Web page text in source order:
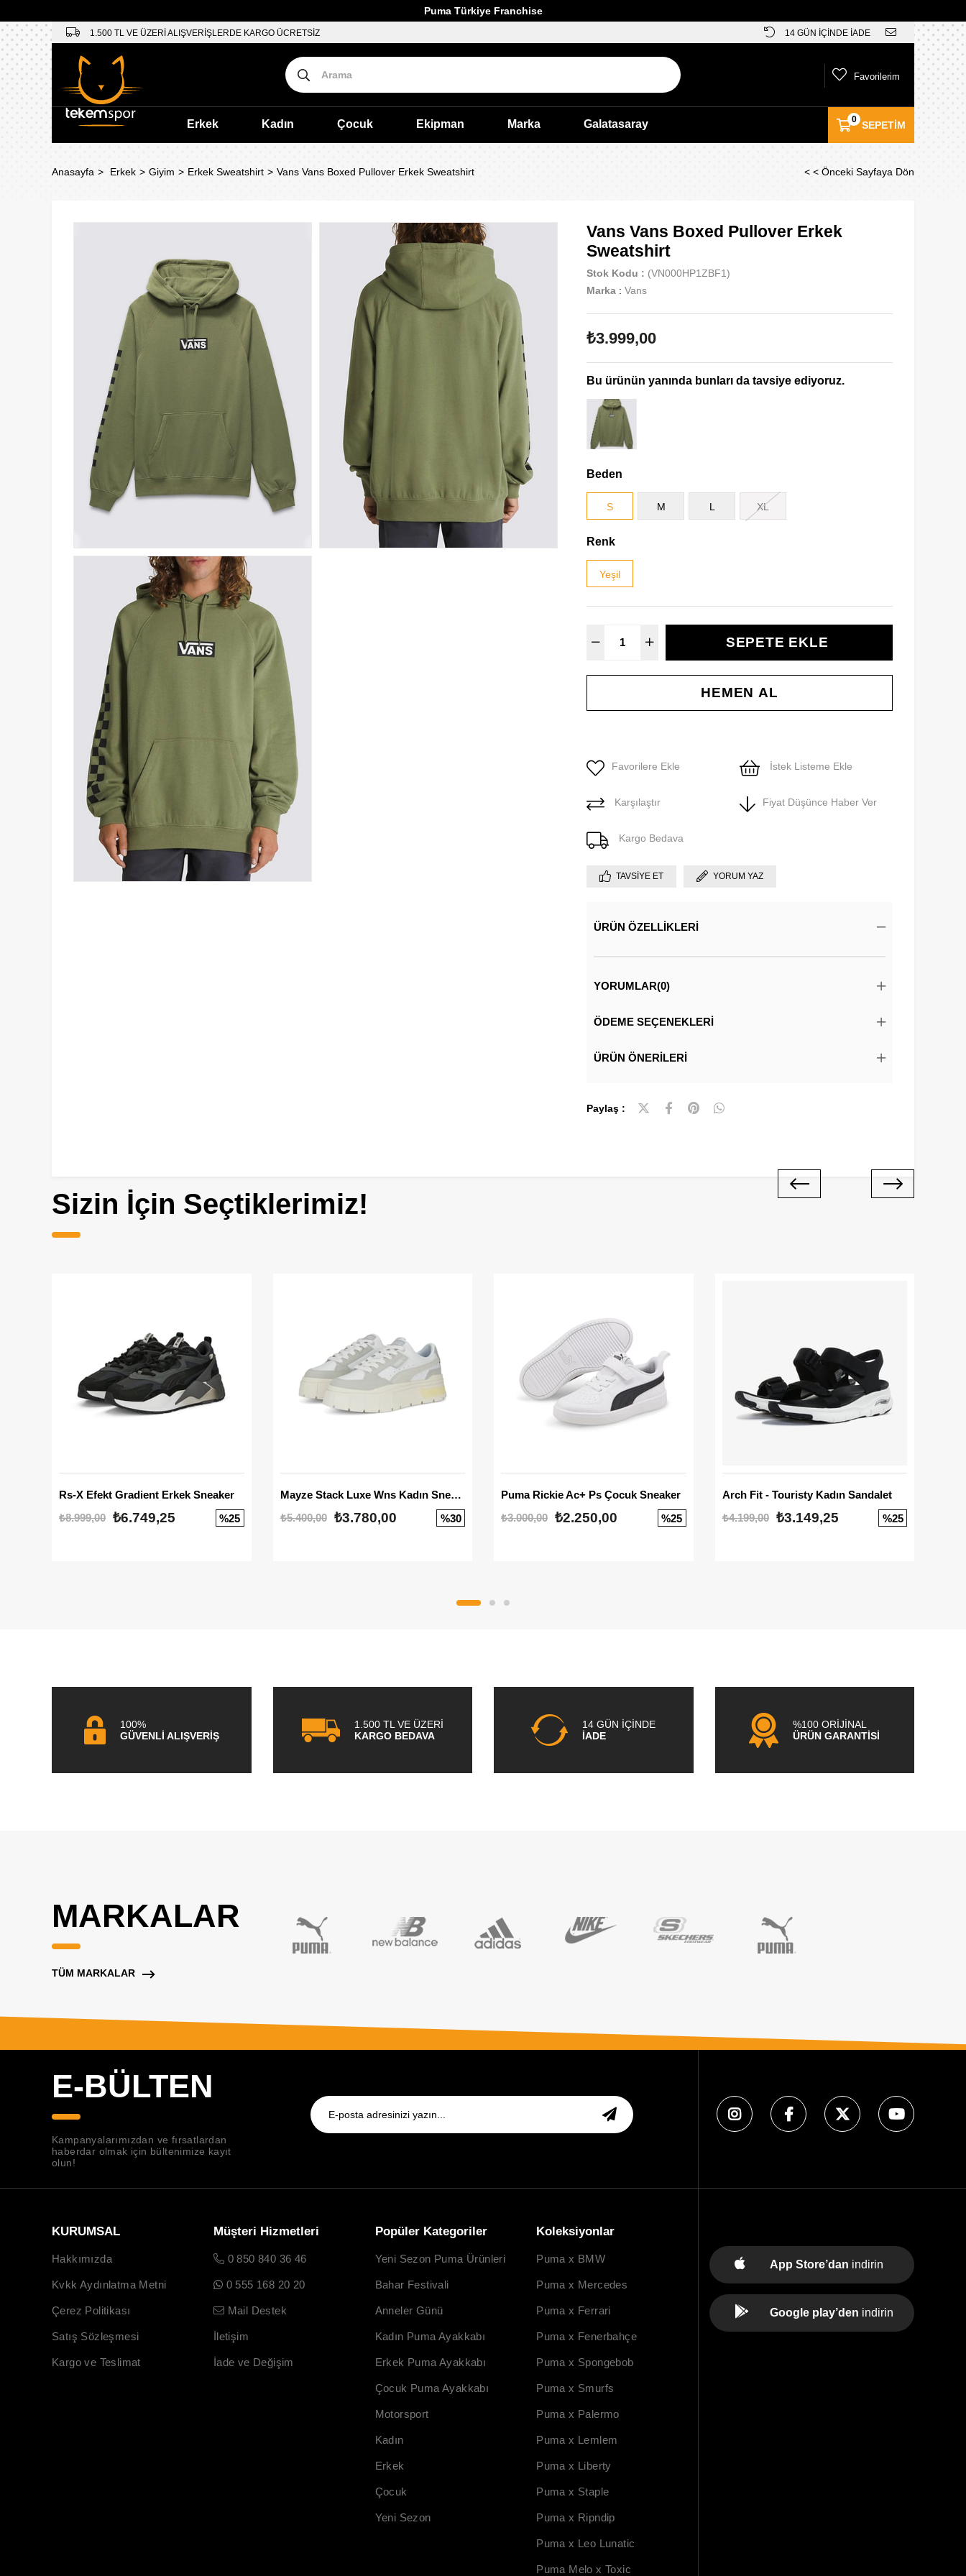
Puma Türkiye Franchise
1.500 TL VE ÜZERİ ALIŞVERİŞLERDE KARGO ÜCRETSİZ 14 GÜN İÇİNDE İADE
SEPETIM
0
Favorilerim
Erkek Kadın Çocuk Ekipman Marka Galatasaray
Anasayfa Erkek Giyim Erkek Sweatshirt Vans Vans Boxed Pullover Erkek Sweatshirt < < Önceki Sayfaya Dön
Vans Vans Boxed Pullover Erkek
Sweatshirt
Stok Kodu
(VN000HP1ZBF1)
Marka : Vans
₺3.999,00
Bu ürünün yanında bunları da tavsiye ediyoruz.
Beden
S M L XL
Renk
Yeşil
Favorilere Ekle İstek Listeme Ekle
Karşılaştır Fiyat Düşünce Haber Ver
Kargo Bedava
TAVSIYE ET YORUM YAZ
ÜRÜN ÖZELLIKLERI
YORUMLAR(0)
ÖDEME SEÇENEKLERI
ÜRÜN ÖNERILERI
Paylaş :
Sizin İçin Seçtiklerimiz!
Rs-X Efekt Gradient Erkek Sneaker
₺8.999,00 ₺6.749,25 %25
Mayze Stack Luxe Wns Kadın Sneaker
₺5.400,00
₺3.780,00 %30
Puma Rickie Ac+ Ps Çocuk Sneaker
₺3.000,00 ₺2.250,00 %25
Arch Fit - Touristy Kadın Sandalet
₺4.199,00
₺3.149,25 %25
100%
GÜVENLİ ALIŞVERİŞ
1.500 TL VE ÜZERİ
KARGO BEDAVA
14 GÜN İÇİNDE
İADE
%100 ORİJİNAL
ÜRÜN GARANTİSİ
MARKALAR
TÜM MARKALAR
E-BÜLTEN
Kampanyalarımızdan ve fırsatlardan
haberdar olmak için bültenimize kayıt
olun!
KURUMSAL
Hakkımızda
Kvkk Aydınlatma Metni
Çerez Politikası
Satış Sözleşmesi
Kargo ve Teslimat
Müşteri Hizmetleri
0 850 840 36 46
0 555 168 20 20
Mail Destek
İletişim
İade ve Değişim
Popüler Kategoriler
Yeni Sezon Puma Ürünleri
Bahar Festivali
Anneler Günü
Kadın Puma Ayakkabı
Erkek Puma Ayakkabı
Çocuk Puma Ayakkabı
Motorsport
Kadın
Erkek
Çocuk
Yeni Sezon
Koleksiyonlar
Puma x BMW
Puma x Mercedes
Puma x Ferrari
Puma x Fenerbahçe
Puma x Spongebob
Puma x Smurfs
Puma x Palermo
Puma x Lemlem
Puma x Liberty
Puma x Staple
Puma x Ripndip
Puma x Leo Lunatic
Puma Melo x Toxic
App Store’dan indirin
Google play’den indirin